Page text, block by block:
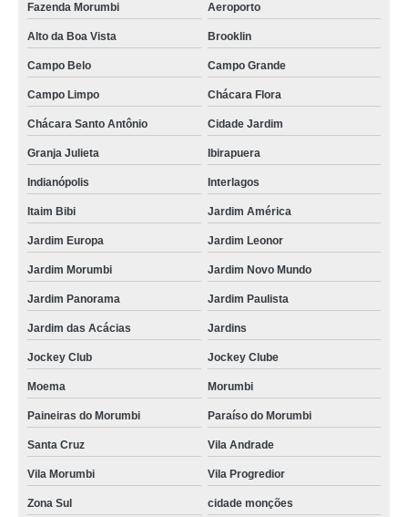
Fazenda Morumbi Aeroporto
Alto da Boa Vista Brooklin
Campo Belo Campo Grande
Campo Limpo Chácara Flora
Chácara Santo Antônio Cidade Jardim
Granja Julieta Ibirapuera
Indianópolis Interlagos
Itaim Bibi Jardim América
Jardim Europa Jardim Leonor
Jardim Morumbi Jardim Novo Mundo
Jardim Panorama Jardim Paulista
Jardim das Acácias Jardins
Jockey Club Jockey Clube
Moema Morumbi
Paineiras do Morumbi Paraíso do Morumbi
Santa Cruz Vila Andrade
Vila Morumbi Vila Progredior
Zona Sul cidade monções